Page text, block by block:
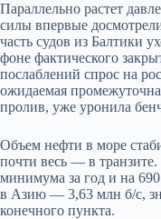
Параллельно растет
силы впервые
часть судов из Балтики
фоне фактического
послаблений спрос на
ожидаемая
пролив, уже уронила
Объем нефти в море
почти весь — в
минимума за год и на
в Азию — 3,63 млн б/с,
конечного пункта.